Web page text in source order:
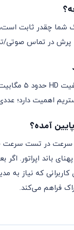
تماس صوتی/تصویری و
۳ مگابیت بر ثانیه برای اکثر کاربردهای
آمده؟
سرعت در تست سرعت
باند اپراتور.
که نیاز به
فراهم می‌کند.